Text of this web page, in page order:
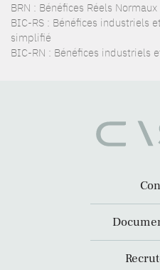
BRN : Bénéfices Réels Normaux
BIC-RS : Bénéfices industriels
simplifié
BIC-RN : Bénéfices industriels